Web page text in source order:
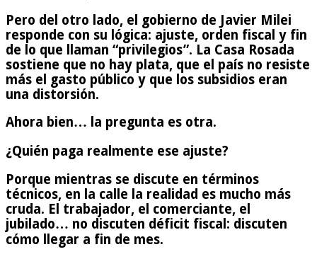
Pero del otro lado, el gobierno de Javier Milei
responde con su lógica: ajuste, orden fiscal y fin
de lo que llaman “privilegios”. La Casa Rosada
sostiene que no hay plata, que el país no resiste
más el gasto público y que los subsidios eran
una distorsión.
Ahora bien… la pregunta es otra.
¿Quién paga realmente ese ajuste?
Porque mientras se discute en términos
técnicos, en la calle la realidad es mucho más
cruda. El trabajador, el comerciante, el
jubilado… no discuten déficit fiscal: discuten
cómo llegar a fin de mes.